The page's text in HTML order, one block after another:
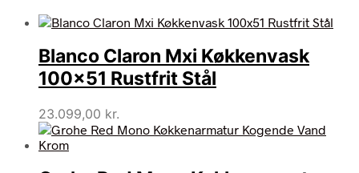
Blanco Claron Mxi Køkkenvask
100×51 Rustfrit Stål
23.099,00 kr.